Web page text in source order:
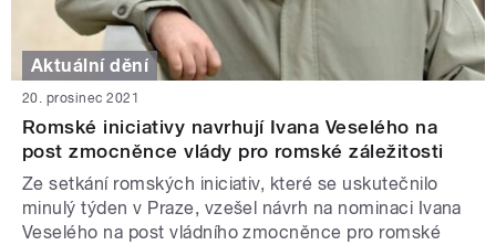
Aktuální dění
20. prosinec 2021
Romské iniciativy navrhují Ivana Veselého na
post zmocněnce vlády pro romské záležitosti
Ze setkání romských iniciativ, které se uskutečnilo
minulý týden v Praze, vzešel návrh na nominaci Ivana
Veselého na post vládního zmocněnce pro romské